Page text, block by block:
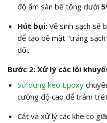
độ ẩm sàn bê tông dưới
Hút bụi:Vệ sinh sạch sẽ
để tạo bề mặt “trắng
đối.
Bước 2: Xử lý các lỗi
Sử dụng keo Epoxy
cường độ cao để trám
Cắt và xử lý các khe co